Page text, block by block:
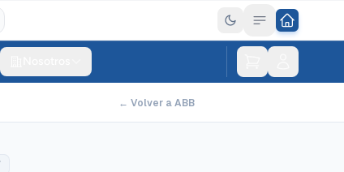
← Volver a ABB